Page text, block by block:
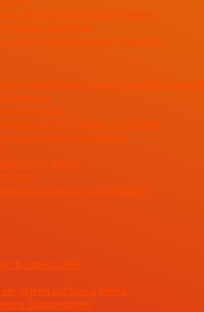
der Jugend der Stadt Marburg
Stadtwald
und Jugendclubs in den Stadtteilen
Jugendförderung und
Handeln an Schulen
Aufsuchende Jugendarbeit
Arbeit
anerkannter Jugendgruppen
& Sprechzeiten
Jugend auf Social Media
Erläuterungen